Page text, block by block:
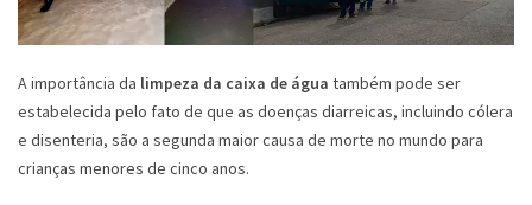
A importância da limpeza da caixa de água também pode ser
estabelecida pelo fato de que as doenças diarreicas, incluindo cólera
e disenteria, são a segunda maior causa de morte no mundo para
crianças menores de cinco anos.